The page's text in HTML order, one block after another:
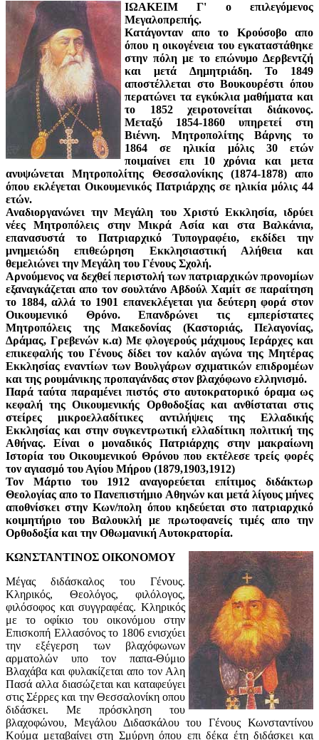
ΙΩΑΚΕΙΜ Γ' ο επιλεγόμενος
Μεγαλοπρεπής.
Κατάγονταν απο το Κρούσοβο απο
όπου η οικογένεια του εγκαταστάθηκε
στην πόλη με το επώνυμο Δερβεντζή
και μετά Δημητριάδη. Το 1849
αποστέλλεται στο Βουκουρέστι όπου
περατώνει τα εγκύκλια μαθήματα και
το 1852 χειροτονείται διάκονος.
Μεταξύ 1854-1860 υπηρετεί στη
Βιέννη. Μητροπολίτης Βάρνης το
1864 σε ηλικία μόλις 30 ετών
ποιμαίνει επι 10 χρόνια και μετα
ανυψώνεται Μητροπολίτης Θεσσαλονίκης (1874-1878) απο
όπου εκλέγεται Οικουμενικός Πατριάρχης σε ηλικία μόλις 44
ετών.
Αναδιοργανώνει την Μεγάλη του Χριστύ Εκκλησία, ιδρύει
νέες Μητροπόλεις στην Μικρά Ασία και στα Βαλκάνια,
επανασυστά το Πατριαρχικό Τυπογραφέιο, εκδίδει την
μνημειώδη επιθεώρηση Εκκλησιαστική Αλήθεια και
θεμελιώνει την Μεγάλη του Γένους Σχολή.
Αρνούμενος να δεχθεί περιστολή των πατριαρχικών προνομίων
εξαναγκάζεται απο τον σουλτάνο Αβδούλ Χαμίτ σε παραίτηση
το 1884, αλλά το 1901 επανεκλέγεται για δεύτερη φορά στον
Οικουμενικό Θρόνο. Επανδρώνει τις εμπερίστατες
Μητροπόλεις της Μακεδονίας (Καστοριάς, Πελαγονίας,
Δράμας, Γρεβενών κ.α) Με φλογερούς μάχιμους Ιεράρχες και
επικεφαλής του Γένους δίδει τον καλόν αγώνα της Μητέρας
Εκκλησίας εναντίων των Βουλγάρων σχιματικών επιδρομέων
και της ρουμάνικης προπαγάνδας στον βλαχόφωνο ελληνισμό.
Παρά ταύτα παραμένει πιστός στο αυτοκρατορικό όραμα ως
κεφαλή της Οικουμενικής Ορθοδοξίας και ανθίσταται στις
στείρες μικροελλαδίτικες αντιλήψεις της Ελλαδικής
Εκκλησίας και στην συγκεντρωτική ελλαδίτικη πολιτική της
Αθήνας. Είναι ο μοναδικός Πατριάρχης στην μακραίωνη
Ιστορία του Οικουμενικού Θρόνου που εκτέλεσε τρείς φορές
τον αγιασμό του Αγίου Μήρου (1879,1903,1912)
Τον Μάρτιο του 1912 αναγορεύεται επίτιμος διδάκτωρ
Θεολογίας απο το Πανεπιστήμιο Αθηνών και μετά λίγους μήνες
αποθνίσκει στην Κων/πολη όπου κηδεύεται στο πατριαρχικό
κοιμητήριο του Βαλουκλή με πρωτοφανείς τιμές απο την
Ορθοδοξία και την Οθωμανική Αυτοκρατορία.
ΚΩΝΣΤΑΝΤΙΝΟΣ ΟΙΚΟΝΟΜΟΥ
Μέγας διδάσκαλος του Γένους.
Κληρικός, Θεολόγος, φιλόλογος,
φιλόσοφος και συγγραφέας. Κληρικός
με το οφίκιο του οικονόμου στην
Επισκοπή Ελλασόνος το 1806 ενισχύει
την εξέγερση των βλαχόφωνων
αρματολών υπο τον παπα-Θύμιο
Βλαχάβα και φυλακίζεται απο τον Αλη
Πασά αλλα διασώζεται και καταφεύγει
στις Σέρρες και την Θεσσαλονίκη οπου
διδάσκει. Με πρόσκληση του
βλαχοφώνου, Μεγάλου Διδασκάλου του Γένους Κωνσταντίνου
Κούμα μεταβαίνει στη Σμύρνη όπου επι δέκα έτη διδάσκει και